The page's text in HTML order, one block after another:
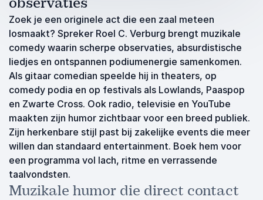
Zoek je een originele act die een zaal meteen
losmaakt? Spreker Roel C. Verburg brengt muzikale
comedy waarin scherpe observaties, absurdistische
liedjes en ontspannen podiumenergie samenkomen.
Als gitaar comedian speelde hij in theaters, op
comedy podia en op festivals als Lowlands, Paaspop
en Zwarte Cross. Ook radio, televisie en YouTube
maakten zijn humor zichtbaar voor een breed publiek.
Zijn herkenbare stijl past bij zakelijke events die meer
willen dan standaard entertainment. Boek hem voor
een programma vol lach, ritme en verrassende
taalvondsten.
Muzikale humor die direct contact